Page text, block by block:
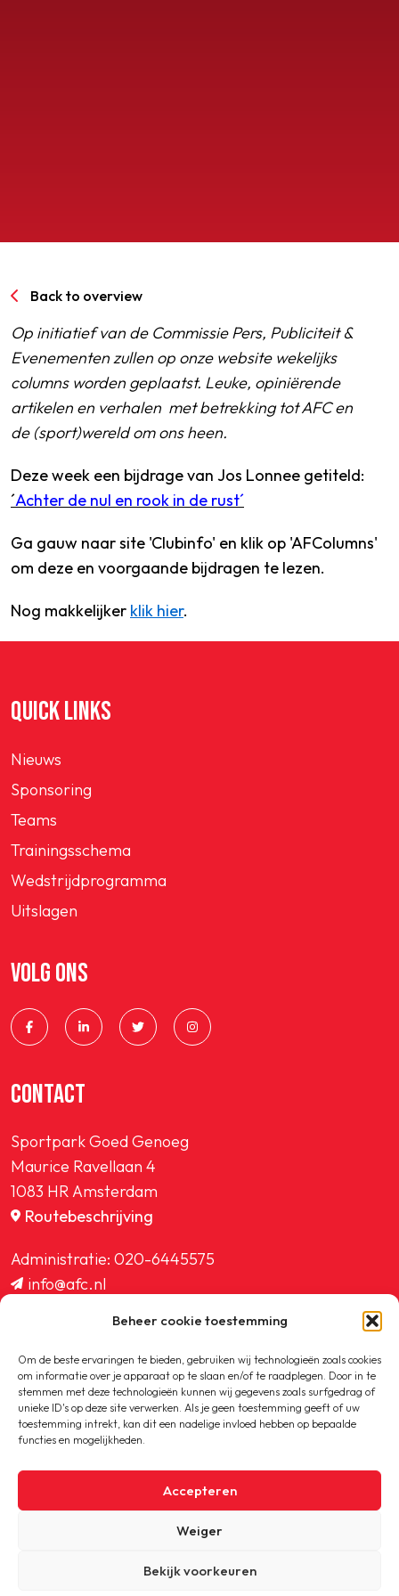
Beheer cookie toestemming
Om de beste ervaringen te bieden, gebruiken wij technologieën zoals cookies
om informatie over je apparaat op te slaan en/of te raadplegen. Door in te
stemmen met deze technologieën kunnen wij gegevens zoals surfgedrag of
unieke ID's op deze site verwerken. Als je geen toestemming geeft of uw
toestemming intrekt, kan dit een nadelige invloed hebben op bepaalde
functies en mogelijkheden.
Accepteren
Weiger
Bekijk voorkeuren
Back to overview
Op initiatief van de Commissie Pers, Publiciteit &
Evenementen zullen op onze website wekelijks
columns worden geplaatst. Leuke, opiniërende
artikelen en verhalen met betrekking tot AFC en
de (sport)wereld om ons heen.
Deze week een bijdrage van Jos Lonnee getiteld:
´Achter de nul en rook in de rust´
Ga gauw naar site 'Clubinfo' en klik op 'AFColumns'
om deze en voorgaande bijdragen te lezen.
Nog makkelijker klik hier.
QUICK LINKS
Nieuws
Sponsoring
Teams
Trainingsschema
Wedstrijdprogramma
Uitslagen
VOLG ONS
CONTACT
Sportpark Goed Genoeg
Maurice Ravellaan 4
1083 HR Amsterdam
Routebeschrijving
Administratie: 020-6445575
info@afc.nl
ledenadministratie@afc.nl
Copyright © 2020-2026 AFC
Privacybeleid